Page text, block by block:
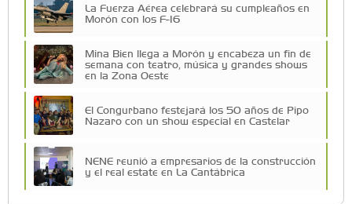
La Fuerza Aérea celebrará su cumpleaños en
Morón con los F-16
Mina Bien llega a Morón y encabeza un fin de
semana con teatro, música y grandes shows
en la Zona Oeste
El Congurbano festejará los 50 años de Pipo
Nazaro con un show especial en Castelar
NENE reunió a empresarios de la construcción
y el real estate en La Cantábrica